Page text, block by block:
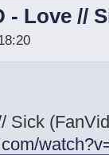
- Love //
Sick